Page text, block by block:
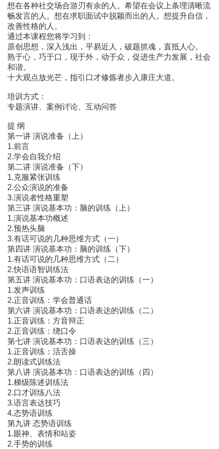
想在各种社交场合游刃有余的人。希望在会议上条理清晰流
畅发言的人。想在求职面试中脱颖而出的人。想提升自信，
改善性格的人。
通过本课程您将学习到：
原创思想，深入浅出，平易近人，破题抓魂，直抵人心。
熟于心，巧于口，现于外，动于众，促进生产力发展，社会
和谐。
十大观点放光芒，指引口才修炼者步入康庄大道。
培训方式：
专题演讲、案例讨论、互动问答
提 纲
第一讲 演说准备（上）
1.前言
2.学会自我介绍
第二讲 演说准备（下）
1.克服紧张训练
2.公众演说的准备
3.演说者性格重塑
第三讲 演说基本功：脑的训练（上）
1.演说基本功概述
2.预热头脑
3.有话可说的几种思维方式（一）
第四讲 演说基本功：脑的训练（下）
1.有话可说的几种思维方式（二）
2.快语语智训练法
第五讲 演说基本功：口语表达的训练（一）
1.发声训练
2.正音训练：学会普通话
第六讲 演说基本功：口语表达的训练（二）
1.正音训练：方音辩正
2.正音训练：绕口令
第七讲 演说基本功：口语表达的训练（三）
1.正音训练：活舌操
2.朗读式训练法
第八讲 演说基本功：口语表达的训练（四）
1.梯级陈述训练法
2.口才训练八法
3.语言表达技巧
4.态势语训练
第九讲 态势语训练
1.眼神、表情和站姿
2.手势的训练